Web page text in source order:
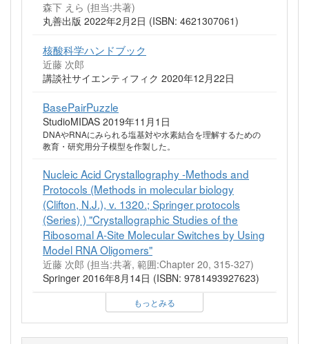
森下 えら (担当:共著)
丸善出版 2022年2月2日 (ISBN: 4621307061)
核酸科学ハンドブック
近藤 次郎
講談社サイエンティフィク 2020年12月22日
BasePairPuzzle
StudioMIDAS 2019年11月1日
DNAやRNAにみられる塩基対や水素結合を理解するための
教育・研究用分子模型を作製した。
Nucleic Acid Crystallography -Methods and
Protocols (Methods in molecular biology
(Clifton, N.J.), v. 1320.; Springer protocols
(Series) ) "Crystallographic Studies of the
Ribosomal A-Site Molecular Switches by Using
Model RNA Oligomers"
近藤 次郎 (担当:共著, 範囲:Chapter 20, 315-327)
Springer 2016年8月14日 (ISBN: 9781493927623)
もっとみる